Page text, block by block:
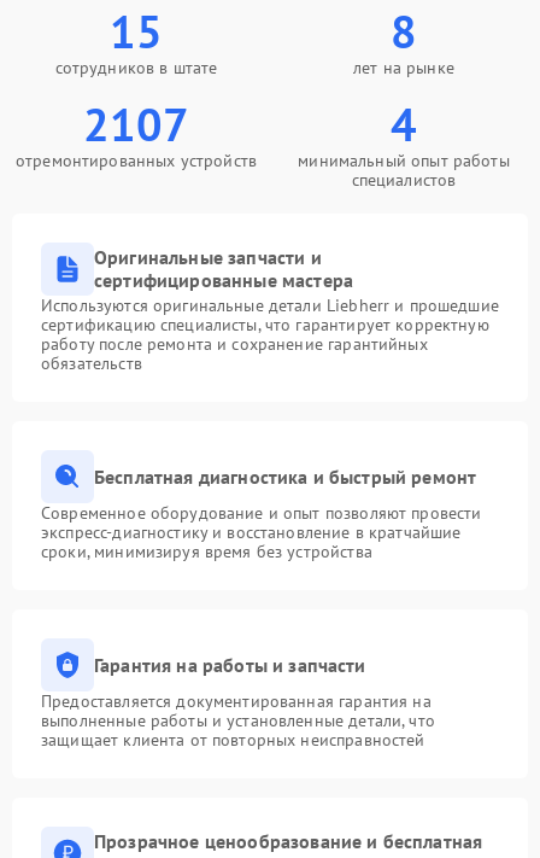
15
сотрудников в штате
8
лет на рынке
2107
отремонтированных устройств
4
минимальный опыт работы
специалистов
Оригинальные запчасти и
сертифицированные мастера
Используются оригинальные детали Liebherr и прошедшие
сертификацию специалисты, что гарантирует корректную
работу после ремонта и сохранение гарантийных
обязательств
Бесплатная диагностика и быстрый ремонт
Современное оборудование и опыт позволяют провести
экспресс-диагностику и восстановление в кратчайшие
сроки, минимизируя время без устройства
Гарантия на работы и запчасти
Предоставляется документированная гарантия на
выполненные работы и установленные детали, что
защищает клиента от повторных неисправностей
Прозрачное ценообразование и бесплатная